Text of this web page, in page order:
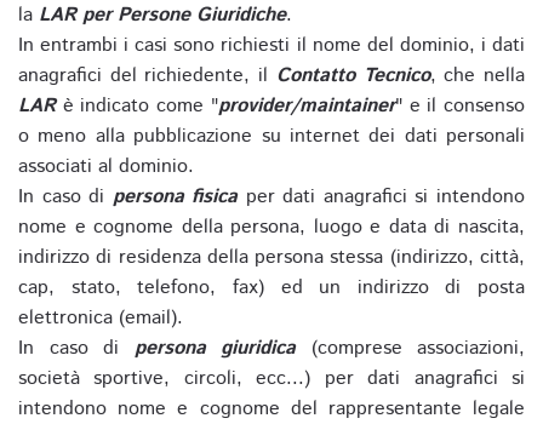
la LAR per Persone Giuridiche.
In entrambi i casi sono richiesti il nome del dominio, i dati
anagrafici del richiedente, il Contatto Tecnico, che nella
LARè indicato come "provider/maintainer" e il consenso
o meno alla pubblicazione su internet dei dati personali
associati al dominio.
In caso di persona fisicaper dati anagrafici si intendono
nome e cognome della persona, luogo e data di nascita,
indirizzo di residenza della persona stessa (indirizzo, città,
cap, stato, telefono, fax) ed un indirizzo di posta
elettronica (email).
In caso di persona giuridica(comprese associazioni,
società sportive, circoli, ecc...) per dati anagrafici si
intendono nome e cognome del rappresentante legale